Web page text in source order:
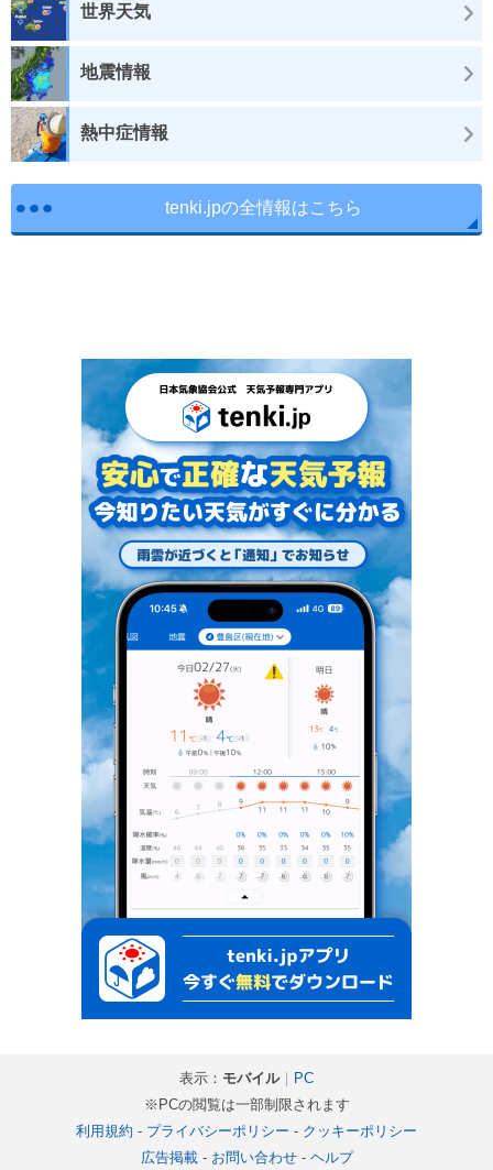
世界天気
地震情報
熱中症情報
tenki.jpの全情報はこちら
表示： モバイル｜ PC
※PCの閲覧は一部制限されます
利用規約 - プライバシーポリシー - クッキーポリシー
広告掲載- お問い合わせ- ヘルプ